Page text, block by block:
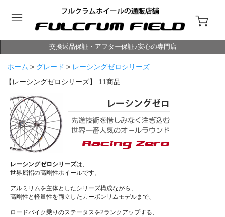
交換返品保証・アフター保証♪安心の専門店
ホーム > グレード > レーシングゼロシリーズ
【レーシングゼロシリーズ】 11商品
レーシングゼロシリーズは、
世界屈指の高剛性ホイールです。
アルミリムを主体としたシリーズ構成ながら、
高剛性と軽量性を両立したカーボンリムモデルまで、
ロードバイク乗りのステータスを2ランクアップする、